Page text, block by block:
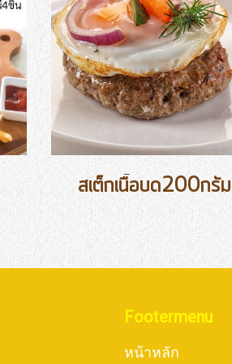
สเต็กเนื้อบด200กรัม
Footermenu
หน้าหลัก